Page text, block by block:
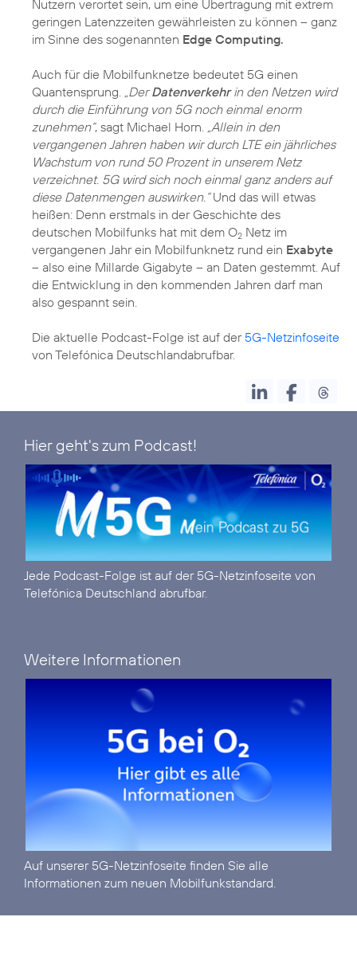
Nutzern verortet sein, um eine Übertragung mit extrem
geringen Latenzzeiten gewährleisten zu können – ganz
im Sinne des sogenannten Edge Computing.
Auch für die Mobilfunknetze bedeutet 5G einen
Quantensprung. „DerDatenverkehrin den Netzen wird
durch die Einführung von 5G noch einmal enorm
zunehmen“, sagt Michael Horn. „Allein in den
vergangenen Jahren haben wir durch LTE ein jährliches
Wachstum von rund 50 Prozent in unserem Netz
verzeichnet. 5G wird sich noch einmal ganz anders auf
diese Datenmengen auswirken.“Und das will etwas
heißen: Denn erstmals in der Geschichte des
deutschen Mobilfunks hat mit dem O2 Netz im
vergangenen Jahr ein Mobilfunknetz rund ein Exabyte
– also eine Millarde Gigabyte – an Daten gestemmt. Auf
die Entwicklung in den kommenden Jahren darf man
also gespannt sein.
Die aktuelle Podcast-Folge ist auf der 5G-Netzinfoseite
von Telefónica Deutschlandabrufbar.
Hier geht's zum Podcast!
Jede Podcast-Folge ist auf der 5G-Netzinfoseite von
Telefónica Deutschland abrufbar.
Weitere Informationen
Auf unserer 5G-Netzinfoseite finden Sie alle
Informationen zum neuen Mobilfunkstandard.